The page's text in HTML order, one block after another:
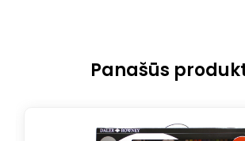
Panašūs